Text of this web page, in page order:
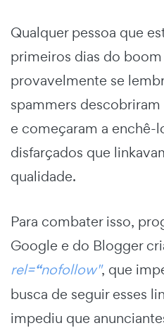
Qualquer pessoa que
primeiros dias do
provavelmente se
spammers descobriram
e começaram a enchê-
disfarçados que
qualidade.
Para combater isso,
Google e do Blogger
rel=“nofollow", que
busca de seguir esses
impediu que